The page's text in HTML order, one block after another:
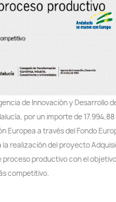
de Innovación y Desarrollo
por un importe de 17.994,88
Europea a través del Fondo
la realización del proyecto
productivo con el
competitivo.